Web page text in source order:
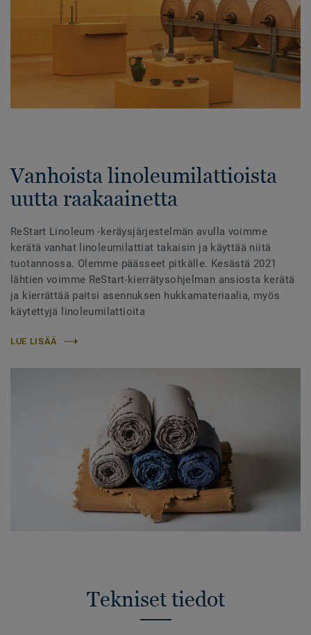
Vanhoista linoleumilattioista
uutta raakaainetta
ReStart Linoleum -keräysjärjestelmän avulla voimme
kerätä vanhat linoleumilattiat takaisin ja käyttää niitä
tuotannossa. Olemme päässeet pitkälle. Kesästä 2021
lähtien voimme ReStart-kierrätysohjelman ansiosta kerätä
ja kierrättää paitsi asennuksen hukkamateriaalia, myös
käytettyjä linoleumilattioita
LUE LISÄÄ
Tekniset tiedot